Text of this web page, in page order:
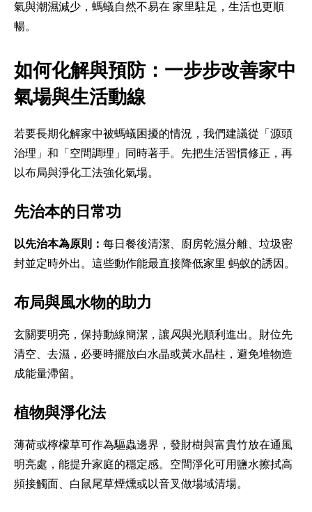
氣與潮濕減少，螞蟻自然不易在 家里駐足，生活也更順
暢。
如何化解與預防：一步步改善家中
氣場與生活動線
若要長期化解家中被螞蟻困擾的情況，我們建議從「源頭
治理」和「空間調理」同時著手。先把生活習慣修正，再
以布局與淨化工法強化氣場。
先治本的日常功
以先治本為原則： 每日餐後清潔、廚房乾濕分離、垃圾密
封並定時外出。這些動作能最直接降低家里 蚂蚁的誘因。
布局與風水物的助力
玄關要明亮，保持動線簡潔，讓风與光順利進出。財位先
清空、去濕，必要時擺放白水晶或黃水晶柱，避免堆物造
成能量滯留。
植物與淨化法
薄荷或檸檬草可作為驅蟲邊界，發財樹與富貴竹放在通風
明亮處，能提升家庭的穩定感。空間淨化可用鹽水擦拭高
頻接觸面、白鼠尾草煙燻或以音叉做場域清場。